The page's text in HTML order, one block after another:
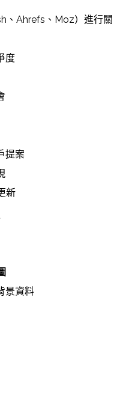
、Ahrefs、Moz）進行關
度
提案
新
景資料